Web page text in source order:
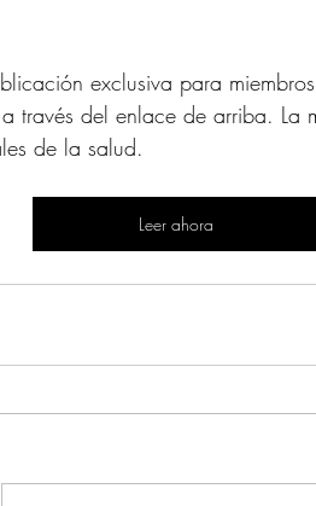
exclusiva para
través del enlace de arriba. La
de la salud.
Leer ahora